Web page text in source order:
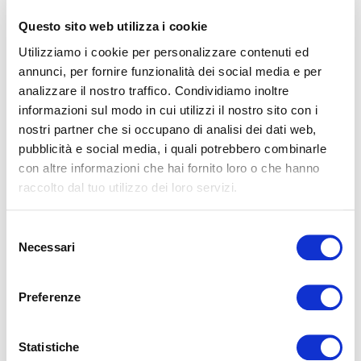
Questo sito web utilizza i cookie
Utilizziamo i cookie per personalizzare contenuti ed
annunci, per fornire funzionalità dei social media e per
analizzare il nostro traffico. Condividiamo inoltre
informazioni sul modo in cui utilizzi il nostro sito con i
nostri partner che si occupano di analisi dei dati web,
pubblicità e social media, i quali potrebbero combinarle
con altre informazioni che hai fornito loro o che hanno
raccolto dal tuo utilizzo dei loro servizi.
delNecessari
Preferenze
Statistiche
e benessere
Nella vita moderna, scandita da orari di lavoro rigidi, impegni
sociali e uso prolungato dei dispositivi digitali, dormire
seguendo il proprio ritmo n...
LEGGI
Sonno e genetica: perché non dormiamo tutti
Ti sei mai chiesto perché alcune persone si svegliano